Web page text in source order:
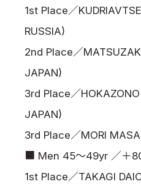
1st Place／
RUSSIA)
2nd Place／MATSUZAKI
JAPAN)
3rd Place／HOKAZONO
JAPAN)
3rd Place／MORI
■ Men 45～49yr ／＋
1st Place／TAKAGI